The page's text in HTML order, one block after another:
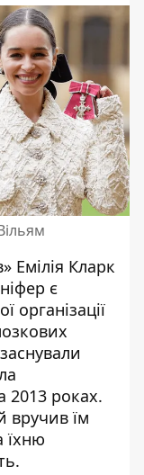
Емілія Кларк
є
організації
2013 роках.
вручив їм
їхню